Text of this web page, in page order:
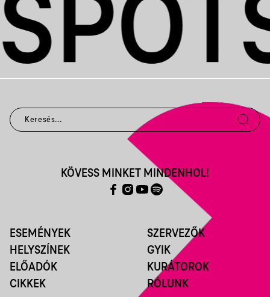
ESEMÉNYEK
HELYSZÍNEK
ELŐADÓK
CIKKEK
SZERVEZŐK
GYIK
KURÁTOROK
RÓLUNK
KÖVESS MINKET MINDENHOL!